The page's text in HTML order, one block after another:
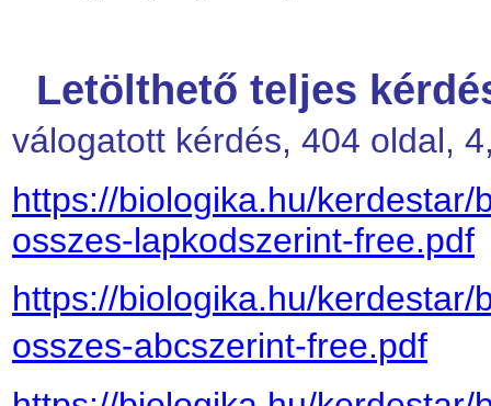
Letölthető teljes
válogatott kérdés, 404 oldal,
https://biologika.hu/
osszes-lapkodszerint-free.pdf
https://biologika.hu/
osszes-abcszerint-free.pdf